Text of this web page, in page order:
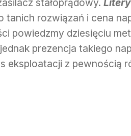
tanich rozwiązań i cena
powiedzmy dziesięciu
prezencja takiego
eksploatacji z pewnością